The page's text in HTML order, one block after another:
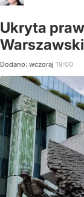
Ukryta
Dodano: wczoraj 19:00